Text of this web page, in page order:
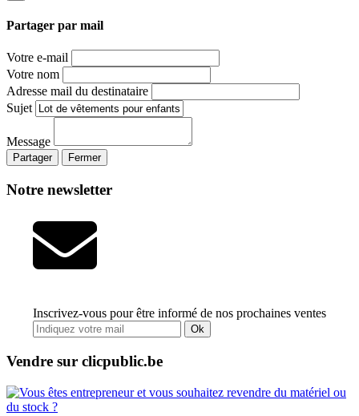
Partager par mail
Votre e-mail
Votre nom
Adresse mail du destinataire
Sujet
Message
Partager Fermer
Notre newsletter
Inscrivez-vous pour être informé de nos prochaines ventes
Ok
Vendre sur clicpublic.be